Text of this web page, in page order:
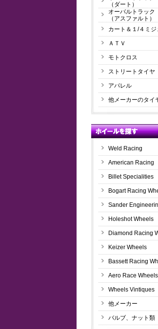
（ダート）
オーバルトラック
（アスファルト）
カート＆１/４ミジ
ＡＴＶ
モトクロス
ストリートタイヤ
アパレル
他メーカーのタイ
Weld Racing
American Racing
Billet Specialities
Bogart Racing
Sander
Holeshot Wheels
Diamond Racing
Keizer Wheels
Bassett Racing
Aero Race Wheels
Wheels Vintiques
他メーカー
バルブ、ナット類